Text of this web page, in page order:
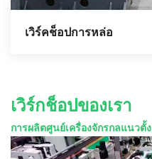
เวิร์คช็อปการหล่อ
เวิร์กช็อปของเรา
การผลิตศูนย์เครื่องจักรกลแนวตั้ง